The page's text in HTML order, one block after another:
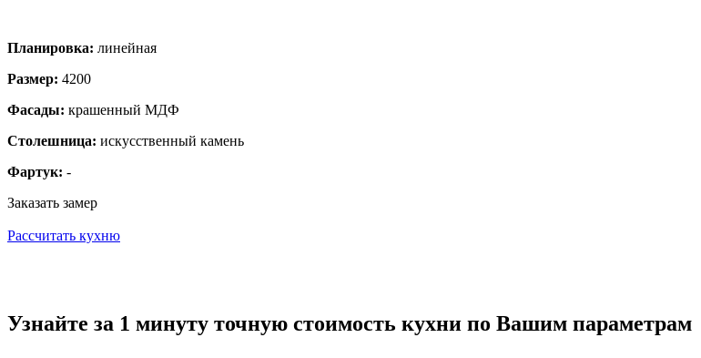
Планировка: линейная
Размер: 4200
Фасады: крашенный МДФ
Столешница: искусственный камень
Фартук: -
Заказать замер
Рассчитать кухню
Узнайте за 1 минуту точную стоимость кухни по Вашим параметрам